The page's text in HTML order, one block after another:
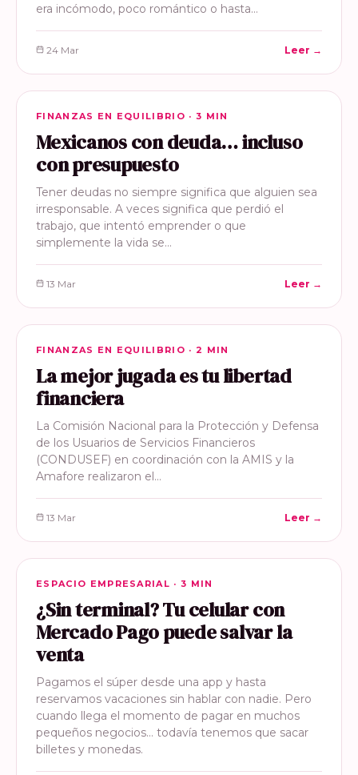
era incómodo, poco romántico o hasta…
24 Mar Leer →
FINANZAS EN EQUILIBRIO
FINANZAS EN EQUILIBRIO · 3 MIN
Mexicanos con deuda… incluso
con presupuesto
Tener deudas no siempre significa que alguien sea
irresponsable. A veces significa que perdió el
trabajo, que intentó emprender o que
simplemente la vida se…
13 Mar Leer →
FINANZAS EN EQUILIBRIO
FINANZAS EN EQUILIBRIO · 2 MIN
La mejor jugada es tu libertad
financiera
La Comisión Nacional para la Protección y Defensa
de los Usuarios de Servicios Financieros
(CONDUSEF) en coordinación con la AMIS y la
Amafore realizaron el…
13 Mar Leer →
ESPACIO EMPRESARIAL
ESPACIO EMPRESARIAL · 3 MIN
¿Sin terminal? Tu celular con
Mercado Pago puede salvar la
venta
Pagamos el súper desde una app y hasta
reservamos vacaciones sin hablar con nadie. Pero
cuando llega el momento de pagar en muchos
pequeños negocios… todavía tenemos que sacar
billetes y monedas.